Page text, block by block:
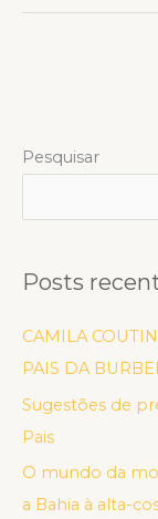
Pesquisar
Posts
CAMILA
PAIS DA
Sugestões de
Pais
O mundo da
a Bahia à alta-